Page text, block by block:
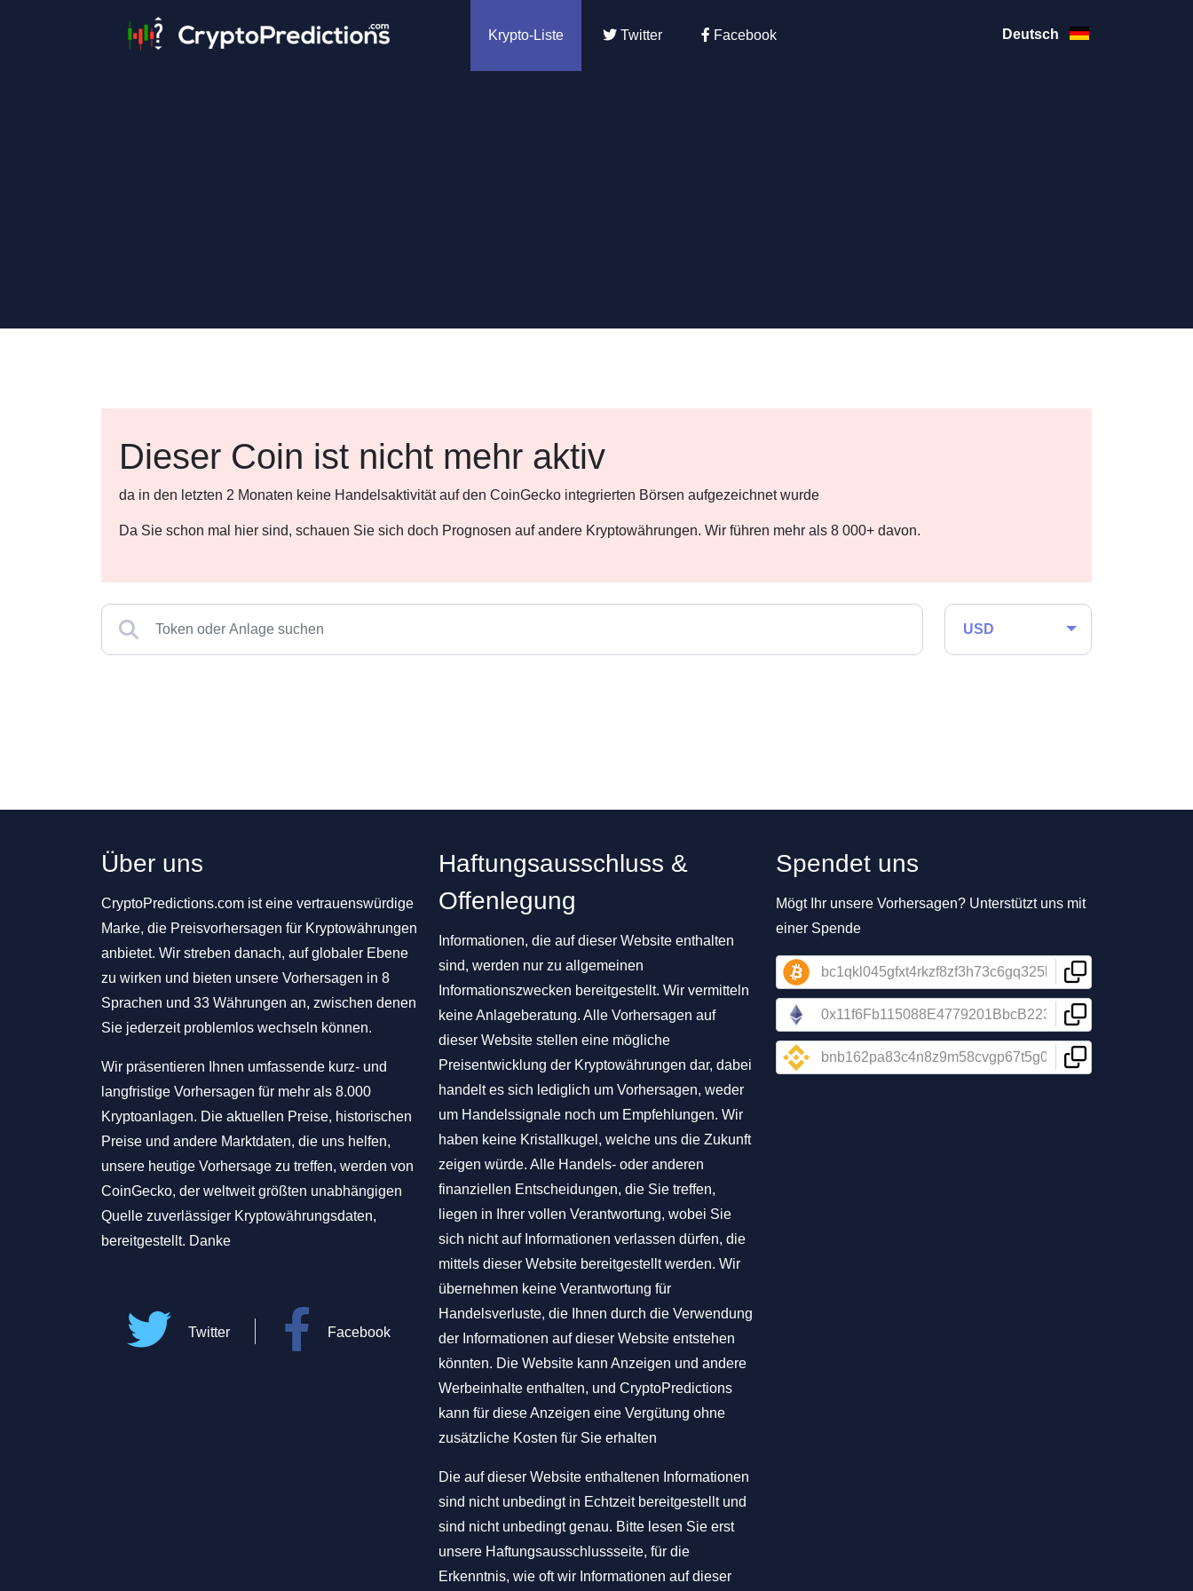
Krypto-Liste Twitter Facebook Deutsch
Dieser Coin ist nicht mehr aktiv
da in den letzten 2 Monaten keine Handelsaktivität auf den CoinGecko integrierten Börsen aufgezeichnet wurde
Da Sie schon mal hier sind, schauen Sie sich doch Prognosen auf andere Kryptowährungen. Wir führen mehr als 8 000+ davon.
USD
Über uns
CryptoPredictions.com ist eine vertrauenswürdige
Marke, die Preisvorhersagen für Kryptowährungen
anbietet. Wir streben danach, auf globaler Ebene
zu wirken und bieten unsere Vorhersagen in 8
Sprachen und 33 Währungen an, zwischen denen
Sie jederzeit problemlos wechseln können.
Wir präsentieren Ihnen umfassende kurz- und
langfristige Vorhersagen für mehr als 8.000
Kryptoanlagen. Die aktuellen Preise, historischen
Preise und andere Marktdaten, die uns helfen,
unsere heutige Vorhersage zu treffen, werden von
CoinGecko, der weltweit größten unabhängigen
Quelle zuverlässiger Kryptowährungsdaten,
bereitgestellt. Danke
Twitter Facebook
Haftungsausschluss &
Offenlegung
Informationen, die auf dieser Website enthalten
sind, werden nur zu allgemeinen
Informationszwecken bereitgestellt. Wir vermitteln
keine Anlageberatung. Alle Vorhersagen auf
dieser Website stellen eine mögliche
Preisentwicklung der Kryptowährungen dar, dabei
handelt es sich lediglich um Vorhersagen, weder
um Handelssignale noch um Empfehlungen. Wir
haben keine Kristallkugel, welche uns die Zukunft
zeigen würde. Alle Handels- oder anderen
finanziellen Entscheidungen, die Sie treffen,
liegen in Ihrer vollen Verantwortung, wobei Sie
sich nicht auf Informationen verlassen dürfen, die
mittels dieser Website bereitgestellt werden. Wir
übernehmen keine Verantwortung für
Handelsverluste, die Ihnen durch die Verwendung
der Informationen auf dieser Website entstehen
könnten. Die Website kann Anzeigen und andere
Werbeinhalte enthalten, und CryptoPredictions
kann für diese Anzeigen eine Vergütung ohne
zusätzliche Kosten für Sie erhalten
Die auf dieser Website enthaltenen Informationen
sind nicht unbedingt in Echtzeit bereitgestellt und
sind nicht unbedingt genau. Bitte lesen Sie erst
unsere Haftungsausschlussseite, für die
Erkenntnis, wie oft wir Informationen auf dieser
Spendet uns
Mögt Ihr unsere Vorhersagen? Unterstützt uns mit
einer Spende